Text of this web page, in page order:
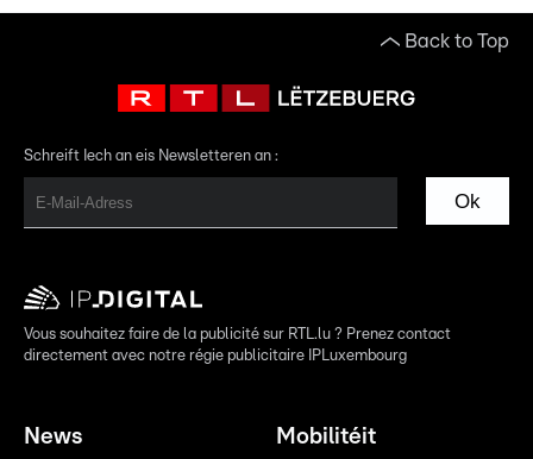
Back to Top
Schreift Iech an eis Newsletteren an :
Ok
Vous souhaitez faire de la publicité sur RTL.lu ? Prenez contact
directement avec notre régie publicitaire IPLuxembourg
News Mobilitéit